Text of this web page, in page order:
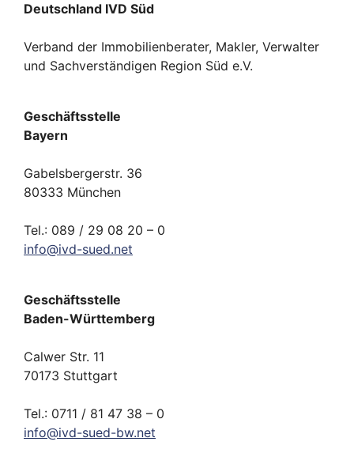
Deutschland IVD Süd
Verband der Immobilienberater, Makler, Verwalter
und Sachverständigen Region Süd e.V.
Geschäftsstelle
Bayern
Gabelsbergerstr. 36
80333 München
Tel.: 089 / 29 08 20 – 0
info@ivd-sued.net
Geschäftsstelle
Baden-Württemberg
Calwer Str. 11
70173 Stuttgart
Tel.: 0711 / 81 47 38 – 0
info@ivd-sued-bw.net